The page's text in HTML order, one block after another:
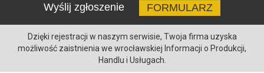
Wyślij zgłoszenie
FORMULARZ
Dzięki rejestracji w naszym serwisie, Twoja firma uzyska
możliwość zaistnienia we wrocławskiej Informacji o Produkcji,
Handlu i Usługach.